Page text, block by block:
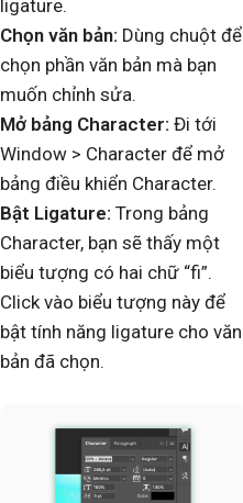
ligature.
Chọn văn bản: Dùng chuột để
chọn phần văn bản mà bạn
muốn chỉnh sửa.
Mở bảng Character: Đi tới
Window > Character để mở
bảng điều khiển Character.
Bật Ligature: Trong bảng
Character, bạn sẽ thấy một
biểu tượng có hai chữ “fi”.
Click vào biểu tượng này để
bật tính năng ligature cho văn
bản đã chọn.